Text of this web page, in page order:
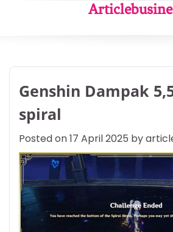
Genshin Dampak
spiral
Posted on17 April 2025 by